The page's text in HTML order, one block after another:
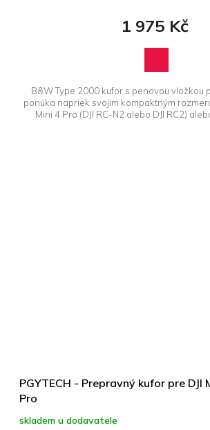
1 975 Kč
B&W Type 2000 kufor s penovou vložkou
ponúka napriek svojim kompaktným
Mini 4 Pro (DJI RC-N2 alebo DJI RC2)
PGYTECH - Prepravný kufor pre DJI
Pro
skladem u dodavatele